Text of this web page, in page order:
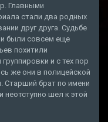
Главными
стали два родных
друг друга. Судьбе
были совсем еще
похитили
и с тех пор
же они в полицейской
Старший брат по имени
неотступно шел к этой